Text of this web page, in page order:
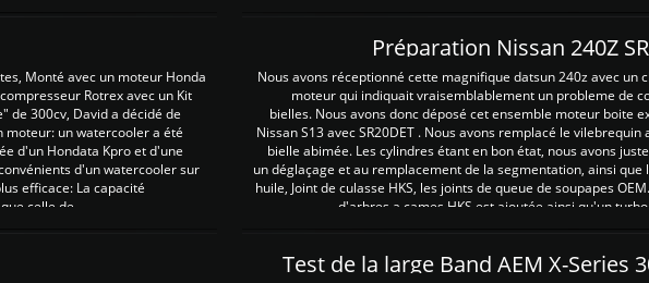
Monté avec un moteur Honda
Rotrex avec un Kit
de 300cv, David a décidé de
un watercooler a été
d'un Hondata Kpro et d'une
d'un watercooler sur
efficace: La capacité
celle de ...
Préparation Nissan 240Z
Nous avons réceptionné cette magnifique datsun 240z avec un
moteur qui indiquait vraisemblablement un probleme de
bielles. Nous avons donc déposé cet ensemble moteur boite
Nissan S13 avec SR20DET . Nous avons remplacé le vilebrequin
bielle abimée. Les cylindres étant en bon état, nous avons
un déglaçage et au remplacement de la segmentation, ainsi que
huile, Joint de culasse HKS, les joints de queue de soupapes
d'arbres a cames HKS est ajoutée ainsi qu'un turbo
Test de la large Band AEM X-Series